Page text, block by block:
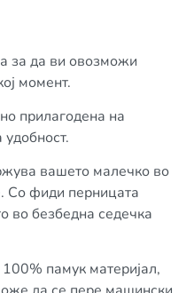
за да ви овозможи
момент.
прилагодена на
вашето малечко во
Со фиди перницата
во безбедна седечка
памук материјал,